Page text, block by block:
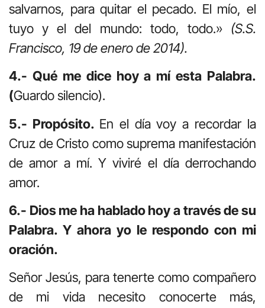
salvarnos, para quitar el pecado. El mío, el
tuyo y el del mundo: todo, todo.» (S.S.
Francisco, 19 de enero de 2014).
4.- Qué me dice hoy a mí esta Palabra.
(Guardo silencio).
5.- Propósito. En el día voy a recordar la
Cruz de Cristo como suprema manifestación
de amor a mí. Y viviré el día derrochando
amor.
6.- Dios me ha hablado hoy a través de su
Palabra. Y ahora yo le respondo con mi
oración.
Señor Jesús, para tenerte como compañero
de mi vida necesito conocerte más,